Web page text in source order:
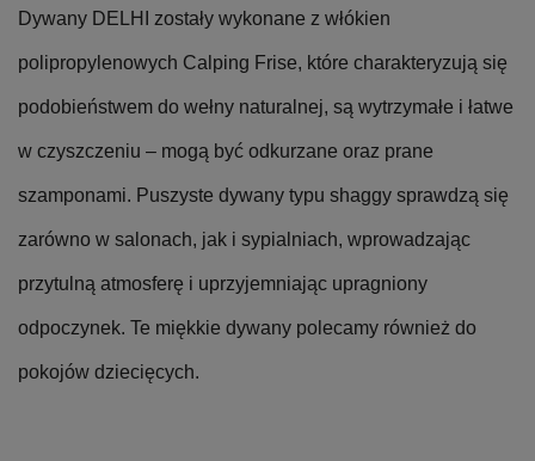
Dywany DELHI zostały wykonane z włókien
polipropylenowych Calping Frise, które charakteryzują się
podobieństwem do wełny naturalnej, są wytrzymałe i łatwe
w czyszczeniu – mogą być odkurzane oraz prane
szamponami. Puszyste dywany typu shaggy sprawdzą się
zarówno w salonach, jak i sypialniach, wprowadzając
przytulną atmosferę i uprzyjemniając upragniony
odpoczynek. Te miękkie dywany polecamy również do
pokojów dziecięcych.